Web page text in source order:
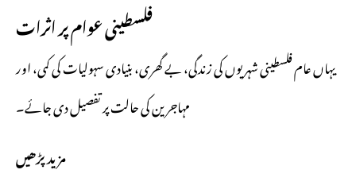
فلسطینی عوام پر اثرات
یہاں عام فلسطینی شہریوں کی زندگی، بے گھری، بنیادی سہولیات کی کمی، اور
مہاجرین کی حالت پر تفصیل دی جائے۔
مزید پڑھیں